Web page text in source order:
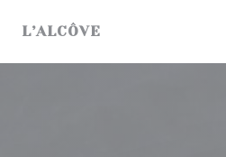
L’ALCÔVE